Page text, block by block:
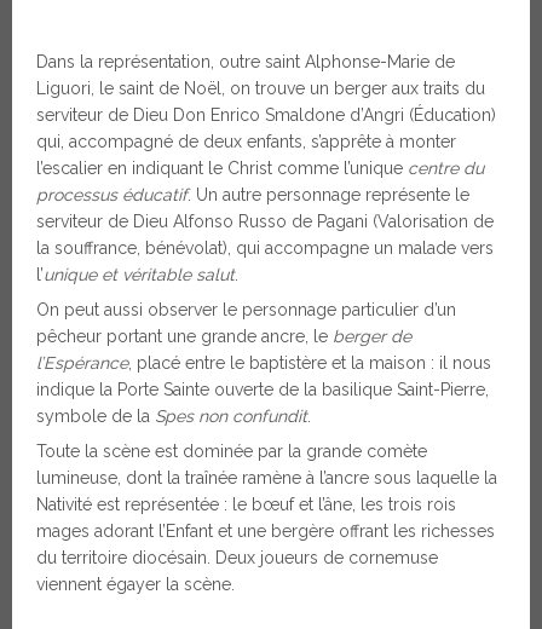
Dans la représentation, outre saint Alphonse-Marie de
Liguori, le saint de Noël, on trouve un berger aux traits du
serviteur de Dieu Don Enrico Smaldone d’Angri (Éducation)
qui, accompagné de deux enfants, s’apprête à monter
l’escalier en indiquant le Christ comme l’unique centre du
processus éducatif. Un autre personnage représente le
serviteur de Dieu Alfonso Russo de Pagani (Valorisation de
la souffrance, bénévolat), qui accompagne un malade vers
l’unique et véritable salut.
On peut aussi observer le personnage particulier d’un
pêcheur portant une grande ancre, le berger de
l’Espérance, placé entre le baptistère et la maison : il nous
indique la Porte Sainte ouverte de la basilique Saint-Pierre,
symbole de la Spes non confundit.
Toute la scène est dominée par la grande comète
lumineuse, dont la traînée ramène à l’ancre sous laquelle la
Nativité est représentée : le bœuf et l’âne, les trois rois
mages adorant l’Enfant et une bergère offrant les richesses
du territoire diocésain. Deux joueurs de cornemuse
viennent égayer la scène.